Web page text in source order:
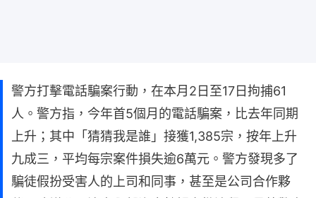
警方打擊電話騙案行動，在本月2日至17日拘捕61
人。警方指，今年首5個月的電話騙案，比去年同期
上升；其中「猜猜我是誰」接獲1,385宗，按年上升
九成三，平均每宗案件損失逾6萬元。警方發現多了
騙徒假扮受害人的上司和同事，甚至是公司合作夥